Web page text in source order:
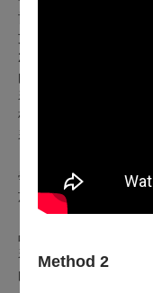
Method 2
協會邀請，於臺中歌
文化中心原生劇場，
2024
曲《月夜愁了》
琴協奏曲《山哈》，
敬業、任燕平、林亦
琴樂團與
學習創作之際，曾師
於 2023 年陸續發表創
《盼》給中阮與鋼琴
品《遶境塵夢》獲灣
琴作品《彼岸之歌》
曲獎，並作為揚琴獨奏